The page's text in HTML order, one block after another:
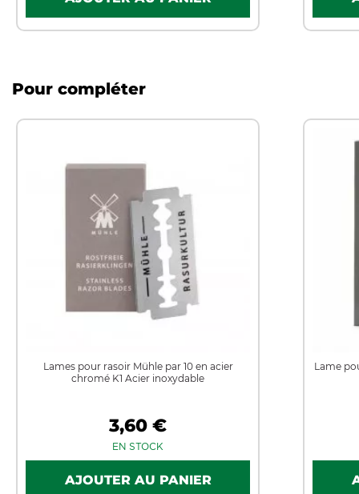
Pour compléter
Lames pour rasoir Mühle par 10 en acier
chromé K1 Acier inoxydable
3,60 €
EN STOCK
Lame